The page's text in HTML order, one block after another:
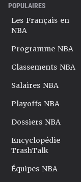
POPULAIRES
Les Français en
NBA
Programme NBA
Classements NBA
Salaires NBA
Playoffs NBA
Dossiers NBA
Encyclopédie
TrashTalk
Équipes NBA